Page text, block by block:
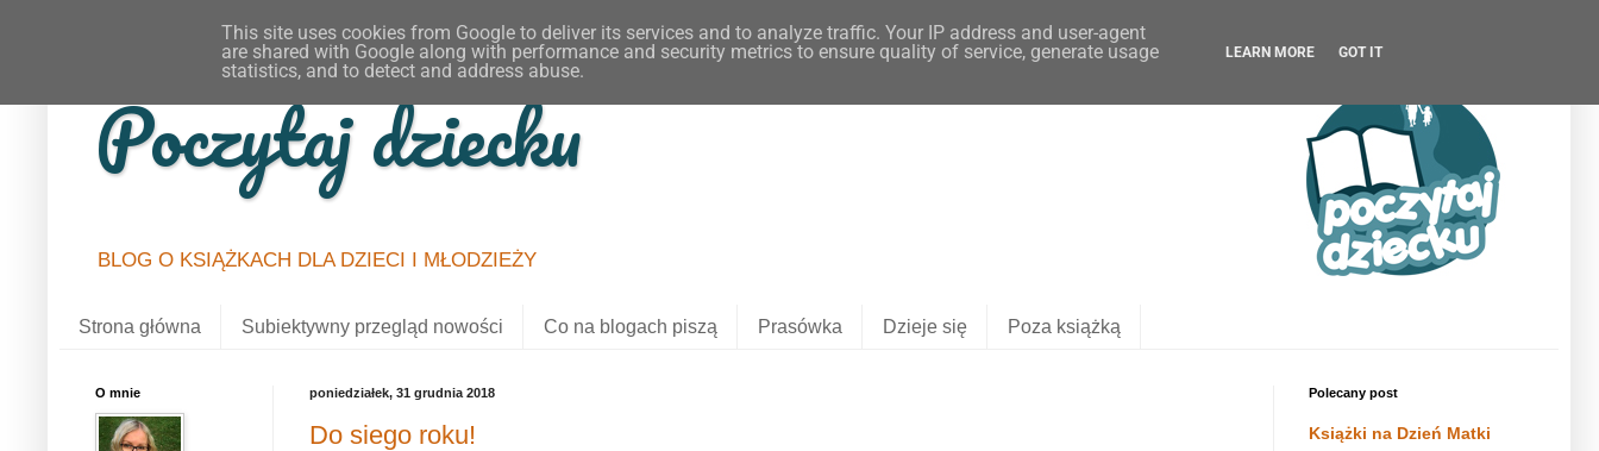
Poczytaj dziecku
BLOG O KSIĄŻKACH DLA DZIECI I MŁODZIEŻY
Strona główna Subiektywny przegląd nowości Co na blogach piszą Prasówka Dzieje się Poza książką
poniedziałek, 31 grudnia 2018
Do siego roku!
O mnie Polecany post
Książki na Dzień Matki
This site uses cookies from Google to deliver its services and to analyze traffic. Your IP address and user-agent
are shared with Google along with performance and security metrics to ensure quality of service, generate usage
statistics, and to detect and address abuse.
LEARN MORE GOT IT